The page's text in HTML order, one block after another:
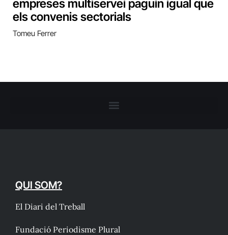
empreses multiservei paguin igual que
els convenis sectorials
Tomeu Ferrer
QUI SOM?
El Diari del Treball
Fundació Periodisme Plural